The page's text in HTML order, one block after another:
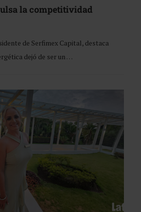
la competitividad
de Serfimex Capital, destaca
dejó de ser un …